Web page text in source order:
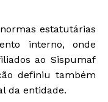
estatutárias
interno, onde
ao Sispumaf
definiu também
da entidade.